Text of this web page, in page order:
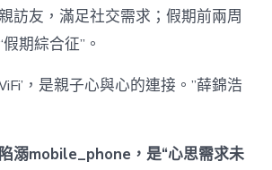
訪友，滿足社交需求；假期前兩周
期綜合征”。
，是親子心與心的連接。”薛錦浩
溺mobile_phone，是“心思需求未